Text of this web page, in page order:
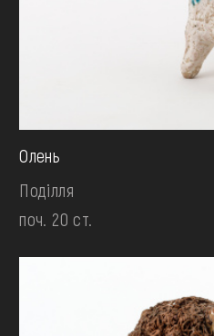
Олень
Поділля
поч. 20 ст.